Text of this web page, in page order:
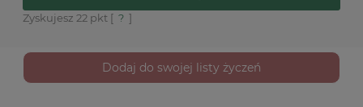
Zyskujesz 22 pkt [ ? ]
Dodaj do swojej listy życzeń